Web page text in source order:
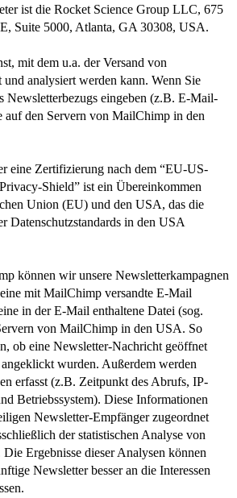
ist die Rocket Science Group LLC, 675
Suite 5000, Atlanta, GA 30308, USA.
mit dem u.a. der Versand von
analysiert werden kann. Wenn Sie
Newsletterbezugs eingeben (z.B. E-Mail-
auf den Servern von MailChimp in den
eine Zertifizierung nach dem “EU-US-
Shield” ist ein Übereinkommen
Union (EU) und den USA, das die
Datenschutzstandards in den USA
können wir unsere Newsletterkampagnen
mit MailChimp versandte E-Mail
in der E-Mail enthaltene Datei (sog.
von MailChimp in den USA. So
ob eine Newsletter-Nachricht geöffnet
wurden. Außerdem werden
erfasst (z.B. Zeitpunkt des Abrufs, IP-
Betriebssystem). Diese Informationen
Newsletter-Empfänger zugeordnet
der statistischen Analyse von
Ergebnisse dieser Analysen können
Newsletter besser an die Interessen